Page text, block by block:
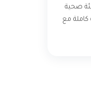
صحية
مع